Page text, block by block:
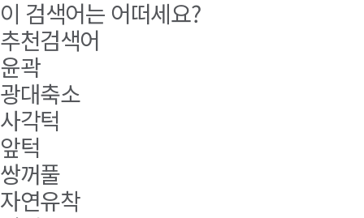
이 검색어는 어떠세요?
추천검색어
윤곽
광대축소
사각턱
앞턱
쌍꺼풀
자연유착